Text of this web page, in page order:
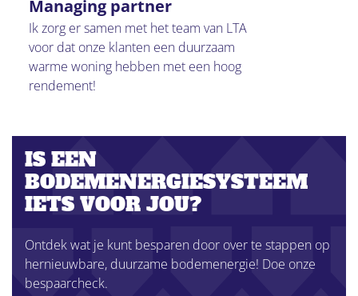
Managing partner
Ik zorg er samen met het team van LTA
voor dat onze klanten een duurzaam
warme woning hebben met een hoog
rendement!
IS EEN
BODEMENERGIESYSTEEM
IETS VOOR JOU?
Ontdek wat je kunt besparen door over te stappen op
hernieuwbare, duurzame bodemenergie! Doe onze
bespaarcheck.